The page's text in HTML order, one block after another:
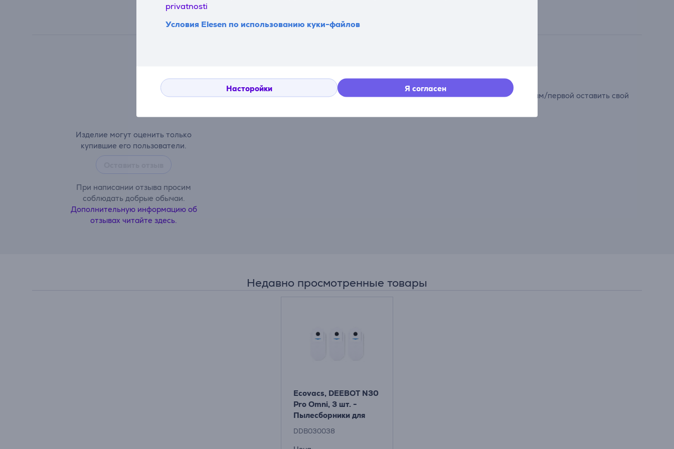
privatnosti
Условия Elesen по использованию куки-файлов
Насторойки Я согласен
Комментарии
Изделие могут оценить только
купившие его пользователи.
При написании отзыва просим
соблюдать добрые обычаи.
Дополнительную информацию об
отзывах читайте здесь.
Сейчас отзывов нет.
После совершения покупки откроется возможность внести свой вклад и первым/первой оставить свой
Недавно просмотренные товары
Ecovacs, DEEBOT N30
Pro Omni, 3 шт. -
Пылесборники для
робота-пылесоса
DDB030038